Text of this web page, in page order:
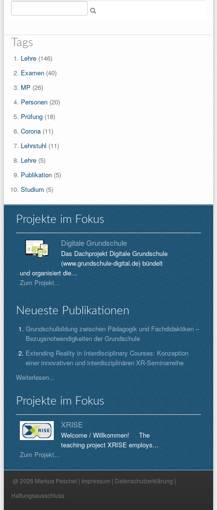
Tags
Lehre (146)
Examen (40)
MP (26)
Personen (20)
Prüfung (18)
Corona (11)
Lehrstuhl (11)
Lehre (5)
Publikation (5)
Studium (5)
Projekte im Fokus
Digitale Grundschule
Das Dachprojekt Digitale Grundschule
(www.grundschule-digital.de) bündelt
und organisiert die...
Zum Projekt...
Neueste Publikationen
Grundschulbildung zwischen Pädagogik und Fachdidaktiken –
Bezugsnotwendigkeiten der Grundschule
Extending Reality in Interdisciplinary Courses: Konzeption
einer innovativen und interdisziplinären XR-Seminarreihe
Weiterlesen...
Projekte im Fokus
XRISE
Welcome / Willkommen! The
teaching project XRISE employs...
Zum Projekt...
@ 2026 Markus Peschel | Impressum | Datenschutzerklärung |
Haftungsausschluss